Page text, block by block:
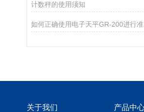
计数秤的使用须知
如何正
关于我们 产品中